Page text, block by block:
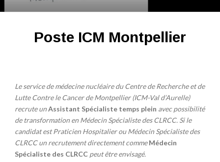
Poste ICM Montpellier
Le service de médecine nucléaire du Centre de Recherche et de
Lutte Contre le Cancer de Montpellier (ICM-Val d’Aurelle)
recrute unAssistant Spécialiste temps plein avec possibilité
de transformation en Médecin Spécialiste des CLRCC. Si le
candidat est Praticien Hospitalier ou Médecin Spécialiste des
CLRCC un recrutement directement commeMédecin
Spécialiste des CLRCC peut être envisagé.